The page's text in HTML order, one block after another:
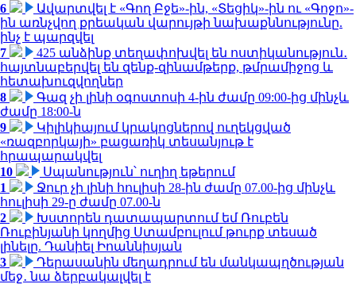
6
Ավարտվել է «Գող Բջե»-ին, «Տեցիկ»-ին ու «Գոջո»-
ին առնչվող քրեական վարույթի նախաքննությունը.
ինչ է պարզվել
7
425 անձինք տեղափոխվել են ոստիկանություն․
հայտնաբերվել են զենք-զինամթերք, թմրամիջոց և
հետախուզվողներ
8
Գազ չի լինի օգոստոսի 4-ին ժամը 09:00-ից մինչև
ժամը 18:00-ն
9
Կիլիկիայում կրակոցներով ուղեկցված
«ռազբորկայի» բացառիկ տեսանյութ է
հրապարակվել
10
Սպանություն՝ ուղիղ եթերում
1
Ջուր չի լինի հուլիսի 28-ին ժամը 07.00-ից մինչև
հուլիսի 29-ը ժամը 07.00-ն
2
Խստորեն դատապարտում եմ Ռուբեն
Ռուբինյանի կողմից Ստամբուլում թուրք տեսած
լինելը. Դանիել Իոաննիսյան
3
Դերասանին մեղադրում են մանկապղծության
մեջ․ նա ձերբակալվել է